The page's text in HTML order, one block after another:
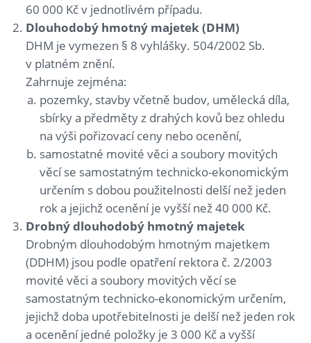
60 000 Kč v jednotlivém případu.
Dlouhodobý hmotný majetek (DHM)
DHM je vymezen § 8 vyhlášky. 504/2002 Sb.
v platném znění.
Zahrnuje zejména:
pozemky, stavby včetně budov, umělecká díla,
sbírky a předměty z drahých kovů bez ohledu
na výši pořizovací ceny nebo ocenění,
samostatné movité věci a soubory movitých
věcí se samostatným technicko-ekonomickým
určením s dobou použitelnosti delší než jeden
rok a jejichž ocenění je vyšší než 40 000 Kč.
Drobný dlouhodobý hmotný majetek
Drobným dlouhodobým hmotným majetkem
(DDHM) jsou podle opatření rektora č. 2/2003
movité věci a soubory movitých věcí se
samostatným technicko-ekonomickým určením,
jejichž doba upotřebitelnosti je delší než jeden rok
a ocenění jedné položky je 3 000 Kč a vyšší